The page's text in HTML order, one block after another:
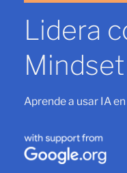
Lidera
Mindset
Aprende a usar IA